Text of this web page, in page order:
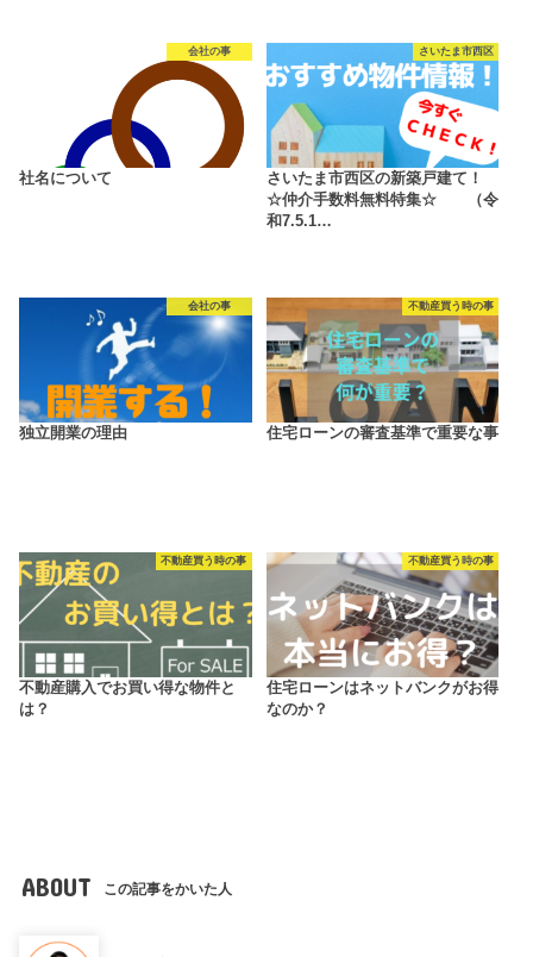
会社の事
社名について
さいたま市西区
さいたま市西区の新築戸建て！
☆仲介手数料無料特集☆ （令
和7.5.1…
会社の事
独立開業の理由
不動産買う時の事
住宅ローンの審査基準で重要な事
不動産買う時の事
不動産購入でお買い得な物件と
は？
不動産買う時の事
住宅ローンはネットバンクがお得
なのか？
ABOUT この記事をかいた人